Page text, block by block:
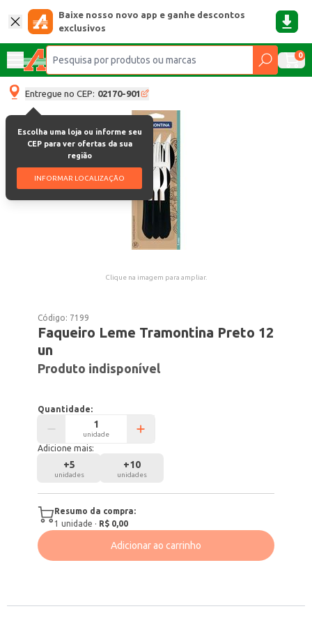
Baixe nosso novo app e ganhe descontos
exclusivos
0
Entregue no CEP: 02170-901
Escolha uma loja ou informe seu
CEP para ver ofertas da sua
região
INFORMAR LOCALIZAÇÃO
Clique na imagem para ampliar.
Código: 7199
Faqueiro Leme Tramontina Preto 12
un
Produto indisponível
Quantidade:
unidade
Adicione mais:
+5
unidades
+10
unidades
Resumo da compra:
1 unidade · R$ 0,00
Adicionar ao carrinho